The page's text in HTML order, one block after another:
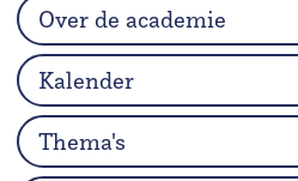
Over de academie
Kalender
Thema's